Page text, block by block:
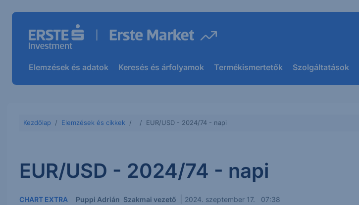
Elemzések és adatok Keresés és árfolyamok Termékismertetők Szolgáltatások
Kezdőlap Elemzések és cikkek EUR/USD - 2024/74 - napi
EUR/USD - 2024/74 - napi
CHART EXTRA Puppi Adrián Szakmai vezető 2024. szeptember 17. 07:38